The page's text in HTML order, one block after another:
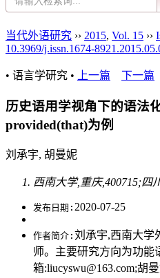
当代外语研究 ›› 2015, Vol. 15 ››
10.3969/j.issn.1674-
• 语言学研究 • 上一篇 下一篇
历史语用学视角下的语
provided(that)为例
刘承宇, 胡曼妮
西南大学,重庆,400715;四
发布日期: 2020-07-25
作者简介: 刘承宇,西南大学
师。主要研究方向为功能
箱:liucyswu@163.com;胡